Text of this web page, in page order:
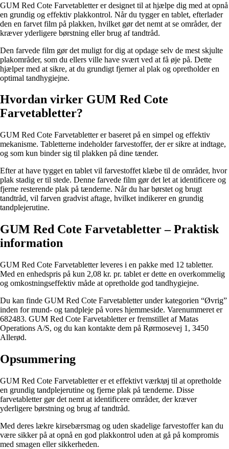
GUM Red Cote Farvetabletter er designet til at hjælpe dig med at opnå
en grundig og effektiv plakkontrol. Når du tygger en tablet, efterlader
den en farvet film på plakken, hvilket gør det nemt at se områder, der
kræver yderligere børstning eller brug af tandtråd.
Den farvede film gør det muligt for dig at opdage selv de mest skjulte
plakområder, som du ellers ville have svært ved at få øje på. Dette
hjælper med at sikre, at du grundigt fjerner al plak og opretholder en
optimal tandhygiejne.
Hvordan virker GUM Red Cote
Farvetabletter?
GUM Red Cote Farvetabletter er baseret på en simpel og effektiv
mekanisme. Tabletterne indeholder farvestoffer, der er sikre at indtage,
og som kun binder sig til plakken på dine tænder.
Efter at have tygget en tablet vil farvestoffet klæbe til de områder, hvor
plak stadig er til stede. Denne farvede film gør det let at identificere og
fjerne resterende plak på tænderne. Når du har børstet og brugt
tandtråd, vil farven gradvist aftage, hvilket indikerer en grundig
tandplejerutine.
GUM Red Cote Farvetabletter – Praktisk
information
GUM Red Cote Farvetabletter leveres i en pakke med 12 tabletter.
Med en enhedspris på kun 2,08 kr. pr. tablet er dette en overkommelig
og omkostningseffektiv måde at opretholde god tandhygiejne.
Du kan finde GUM Red Cote Farvetabletter under kategorien “Øvrig”
inden for mund- og tandpleje på vores hjemmeside. Varenummeret er
682483. GUM Red Cote Farvetabletter er fremstillet af Matas
Operations A/S, og du kan kontakte dem på Rørmosevej 1, 3450
Allerød.
Opsummering
GUM Red Cote Farvetabletter er et effektivt værktøj til at opretholde
en grundig tandplejerutine og fjerne plak på tænderne. Disse
farvetabletter gør det nemt at identificere områder, der kræver
yderligere børstning og brug af tandtråd.
Med deres lækre kirsebærsmag og uden skadelige farvestoffer kan du
være sikker på at opnå en god plakkontrol uden at gå på kompromis
med smagen eller sikkerheden.